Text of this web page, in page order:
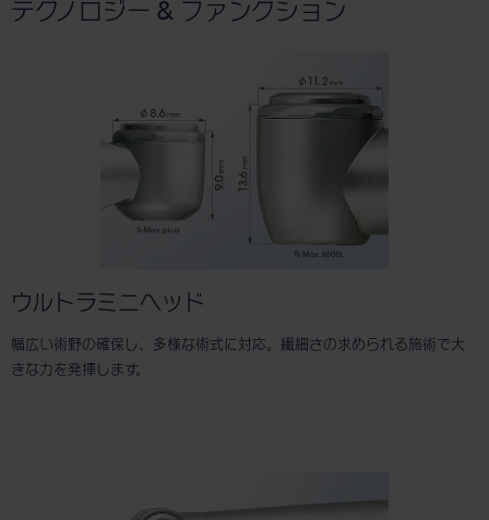
テクノロジー & ファンクション
ウルトラミニヘッド
幅広い術野の確保し、多様な術式に対応。繊細さの求められる施術で大
きな力を発揮します。